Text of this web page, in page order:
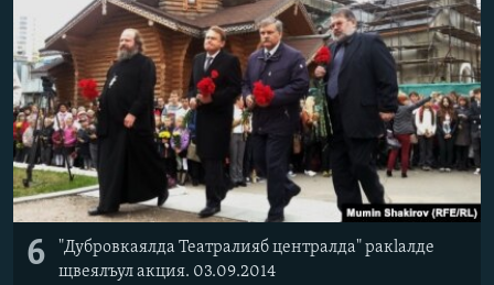
6
"Дубровкаялда Театралияб централда" ракlалде
щвеялъул акция. 03.09.2014